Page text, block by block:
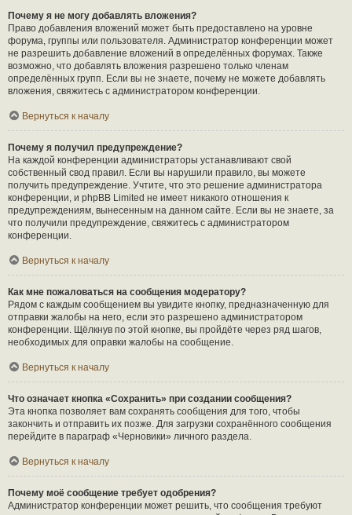
Почему я не могу добавлять вложения?
Право добавления вложений может быть предоставлено на уровне
форума, группы или пользователя. Администратор конференции может
не разрешить добавление вложений в определённых форумах. Также
возможно, что добавлять вложения разрешено только членам
определённых групп. Если вы не знаете, почему не можете добавлять
вложения, свяжитесь с администратором конференции.
Вернуться к началу
Почему я получил предупреждение?
На каждой конференции администраторы устанавливают свой
собственный свод правил. Если вы нарушили правило, вы можете
получить предупреждение. Учтите, что это решение администратора
конференции, и phpBB Limited не имеет никакого отношения к
предупреждениям, вынесенным на данном сайте. Если вы не знаете, за
что получили предупреждение, свяжитесь с администратором
конференции.
Вернуться к началу
Как мне пожаловаться на сообщения модератору?
Рядом с каждым сообщением вы увидите кнопку, предназначенную для
отправки жалобы на него, если это разрешено администратором
конференции. Щёлкнув по этой кнопке, вы пройдёте через ряд шагов,
необходимых для оправки жалобы на сообщение.
Вернуться к началу
Что означает кнопка «Сохранить» при создании сообщения?
Эта кнопка позволяет вам сохранять сообщения для того, чтобы
закончить и отправить их позже. Для загрузки сохранённого сообщения
перейдите в параграф «Черновики» личного раздела.
Вернуться к началу
Почему моё сообщение требует одобрения?
Администратор конференции может решить, что сообщения требуют